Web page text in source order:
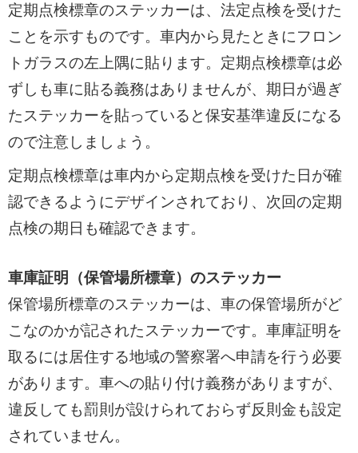
定期点検標章のステッカーは、法定点検を受けた
ことを示すものです。車内から見たときにフロン
トガラスの左上隅に貼ります。定期点検標章は必
ずしも車に貼る義務はありませんが、期日が過ぎ
たステッカーを貼っていると保安基準違反になる
ので注意しましょう。
定期点検標章は車内から定期点検を受けた日が確
認できるようにデザインされており、次回の定期
点検の期日も確認できます。
車庫証明（保管場所標章）のステッカー
保管場所標章のステッカーは、車の保管場所がど
こなのかが記されたステッカーです。車庫証明を
取るには居住する地域の警察署へ申請を行う必要
があります。車への貼り付け義務がありますが、
違反しても罰則が設けられておらず反則金も設定
されていません。